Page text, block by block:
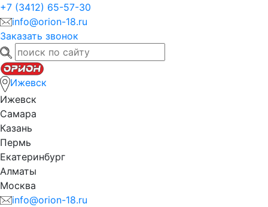
+7 (3412) 65-57-30
info@orion-18.ru
Заказать звонок
Ижевск
Ижевск
Самара
Казань
Пермь
Екатеринбург
Алматы
Москва
info@orion-18.ru